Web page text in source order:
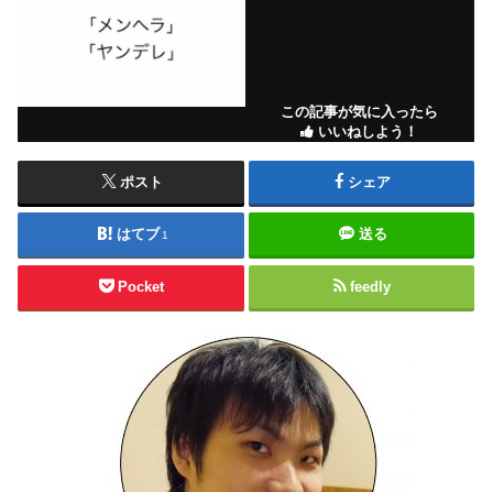
この記事が気に入ったら
いいねしよう！
ポスト シェア
はてブ 1 送る
Pocket feedly